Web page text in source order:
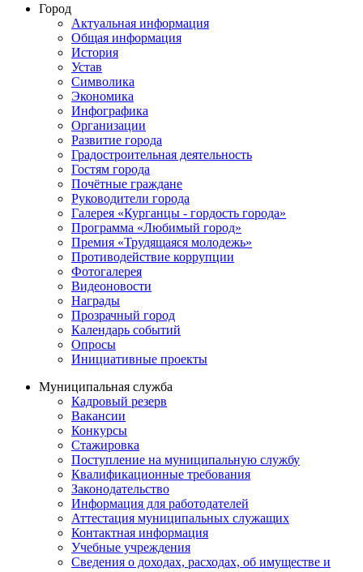
Город
Актуальная информация
Общая информация
История
Устав
Символика
Экономика
Инфографика
Организации
Развитие города
Градостроительная деятельность
Гостям города
Почётные граждане
Руководители города
Галерея «Курганцы - гордость города»
Программа «Любимый город»
Премия «Трудящаяся молодежь»
Противодействие коррупции
Фотогалерея
Видеоновости
Награды
Прозрачный город
Календарь событий
Опросы
Инициативные проекты
Муниципальная служба
Кадровый резерв
Вакансии
Конкурсы
Стажировка
Поступление на муниципальную службу
Квалификационные требования
Законодательство
Информация для работодателей
Аттестация муниципальных служащих
Контактная информация
Учебные учреждения
Сведения о доходах, расходах, об имуществе и